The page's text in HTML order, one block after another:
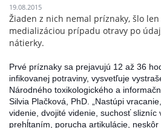
19.08.2015
Žiaden z nich nemal príznaky, šlo
medializáciou prípadu otravy po
nátierky.
Prvé príznaky sa prejavujú 12 až 36
infikovanej potraviny, vysvetľuje
Národného toxikologického a
Silvia Plačková, PhD. „Nastúpi
videnie, dvojité videnie, suchosť slizníc
prehĺtaním, porucha artikulácie,